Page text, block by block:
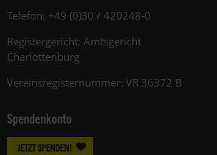
Telefon: +49 (0)30 / 420248-0
Registergericht: Amtsgericht
Charlottenburg
Vereinsregisternummer: VR 36372 B
Spendenkonto
JETZT SPENDEN!